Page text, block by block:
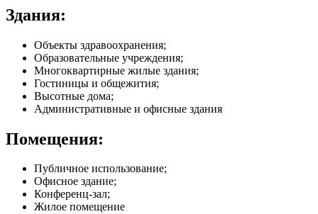
Здания:
Объекты здравоохранения;
Образовательные учреждения;
Многоквартирные жилые здания;
Гостиницы и общежития;
Высотные дома;
Административные и офисные здания
Помещения:
Публичное использование;
Офисное здание;
Конференц-зал;
Жилое помещение